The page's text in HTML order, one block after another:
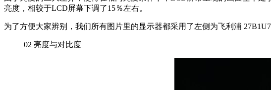
亮度，相较于LCD屏幕下调了15％左右。
为了方便大家辨别，我们所有图片里的显示器都采用了左侧为飞利浦
02 亮度与对比度